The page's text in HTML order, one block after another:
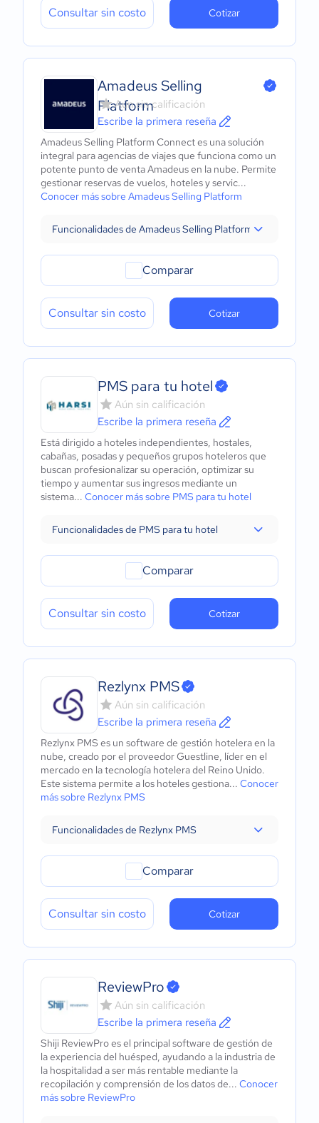
Consultar sin costo Cotizar
Amadeus Selling
Platform
Aún sin calificación
Escribe la primera reseña
Amadeus Selling Platform Connect es una solución
integral para agencias de viajes que funciona como un
potente punto de venta Amadeus en la nube. Permite
gestionar reservas de vuelos, hoteles y servic...
Conocer más sobre Amadeus Selling Platform
Funcionalidades de Amadeus Selling Platform
Comparar
Consultar sin costo Cotizar
PMS para tu hotel
Aún sin calificación
Escribe la primera reseña
Está dirigido a hoteles independientes, hostales,
cabañas, posadas y pequeños grupos hoteleros que
buscan profesionalizar su operación, optimizar su
tiempo y aumentar sus ingresos mediante un
sistema... Conocer más sobre PMS para tu hotel
Funcionalidades de PMS para tu hotel
Comparar
Consultar sin costo Cotizar
Rezlynx PMS
Aún sin calificación
Escribe la primera reseña
Rezlynx PMS es un software de gestión hotelera en la
nube, creado por el proveedor Guestline, líder en el
mercado en la tecnología hotelera del Reino Unido.
Este sistema permite a los hoteles gestiona... Conocer
más sobre Rezlynx PMS
Funcionalidades de Rezlynx PMS
Comparar
Consultar sin costo Cotizar
ReviewPro
Aún sin calificación
Escribe la primera reseña
Shiji ReviewPro es el principal software de gestión de
la experiencia del huésped, ayudando a la industria de
la hospitalidad a ser más rentable mediante la
recopilación y comprensión de los datos de... Conocer
más sobre ReviewPro